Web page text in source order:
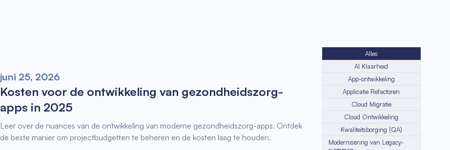
juni 25, 2026
Kosten voor de ontwikkeling van gezondheidszorg-
apps in 2025
Leer over de nuances van de ontwikkeling van moderne gezondheidszorg-apps. Ontdek
de beste manier om projectbudgetten te beheren en de kosten laag te houden.
Alles
AI Klaarheid
App-ontwikkeling
Applicatie Refactoren
Cloud Migratie
Cloud Ontwikkeling
Kwaliteitsborging (QA)
Modernisering van Legacy-